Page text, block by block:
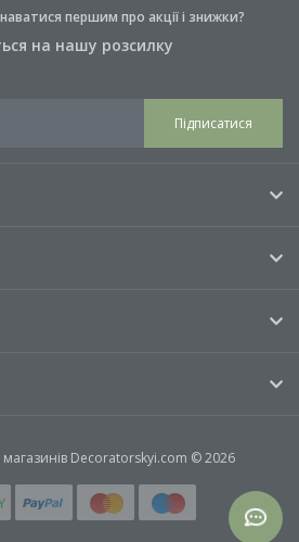
першим про акції і знижки?
на нашу розсилку
Підписатися
Decoratorskyi.com © 2026